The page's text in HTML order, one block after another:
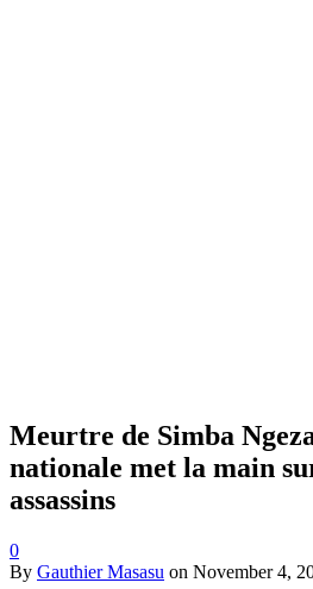
Meurtre de Simba
nationale met la main
assassins
0
By Gauthier Masasu on November 4,